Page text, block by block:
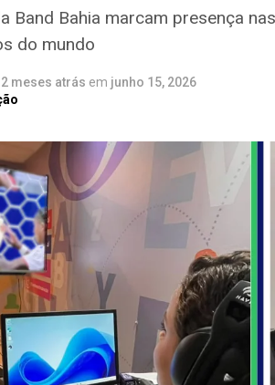
Band Bahia marcam presença
do mundo
2 meses atrás em junho 15, 2026